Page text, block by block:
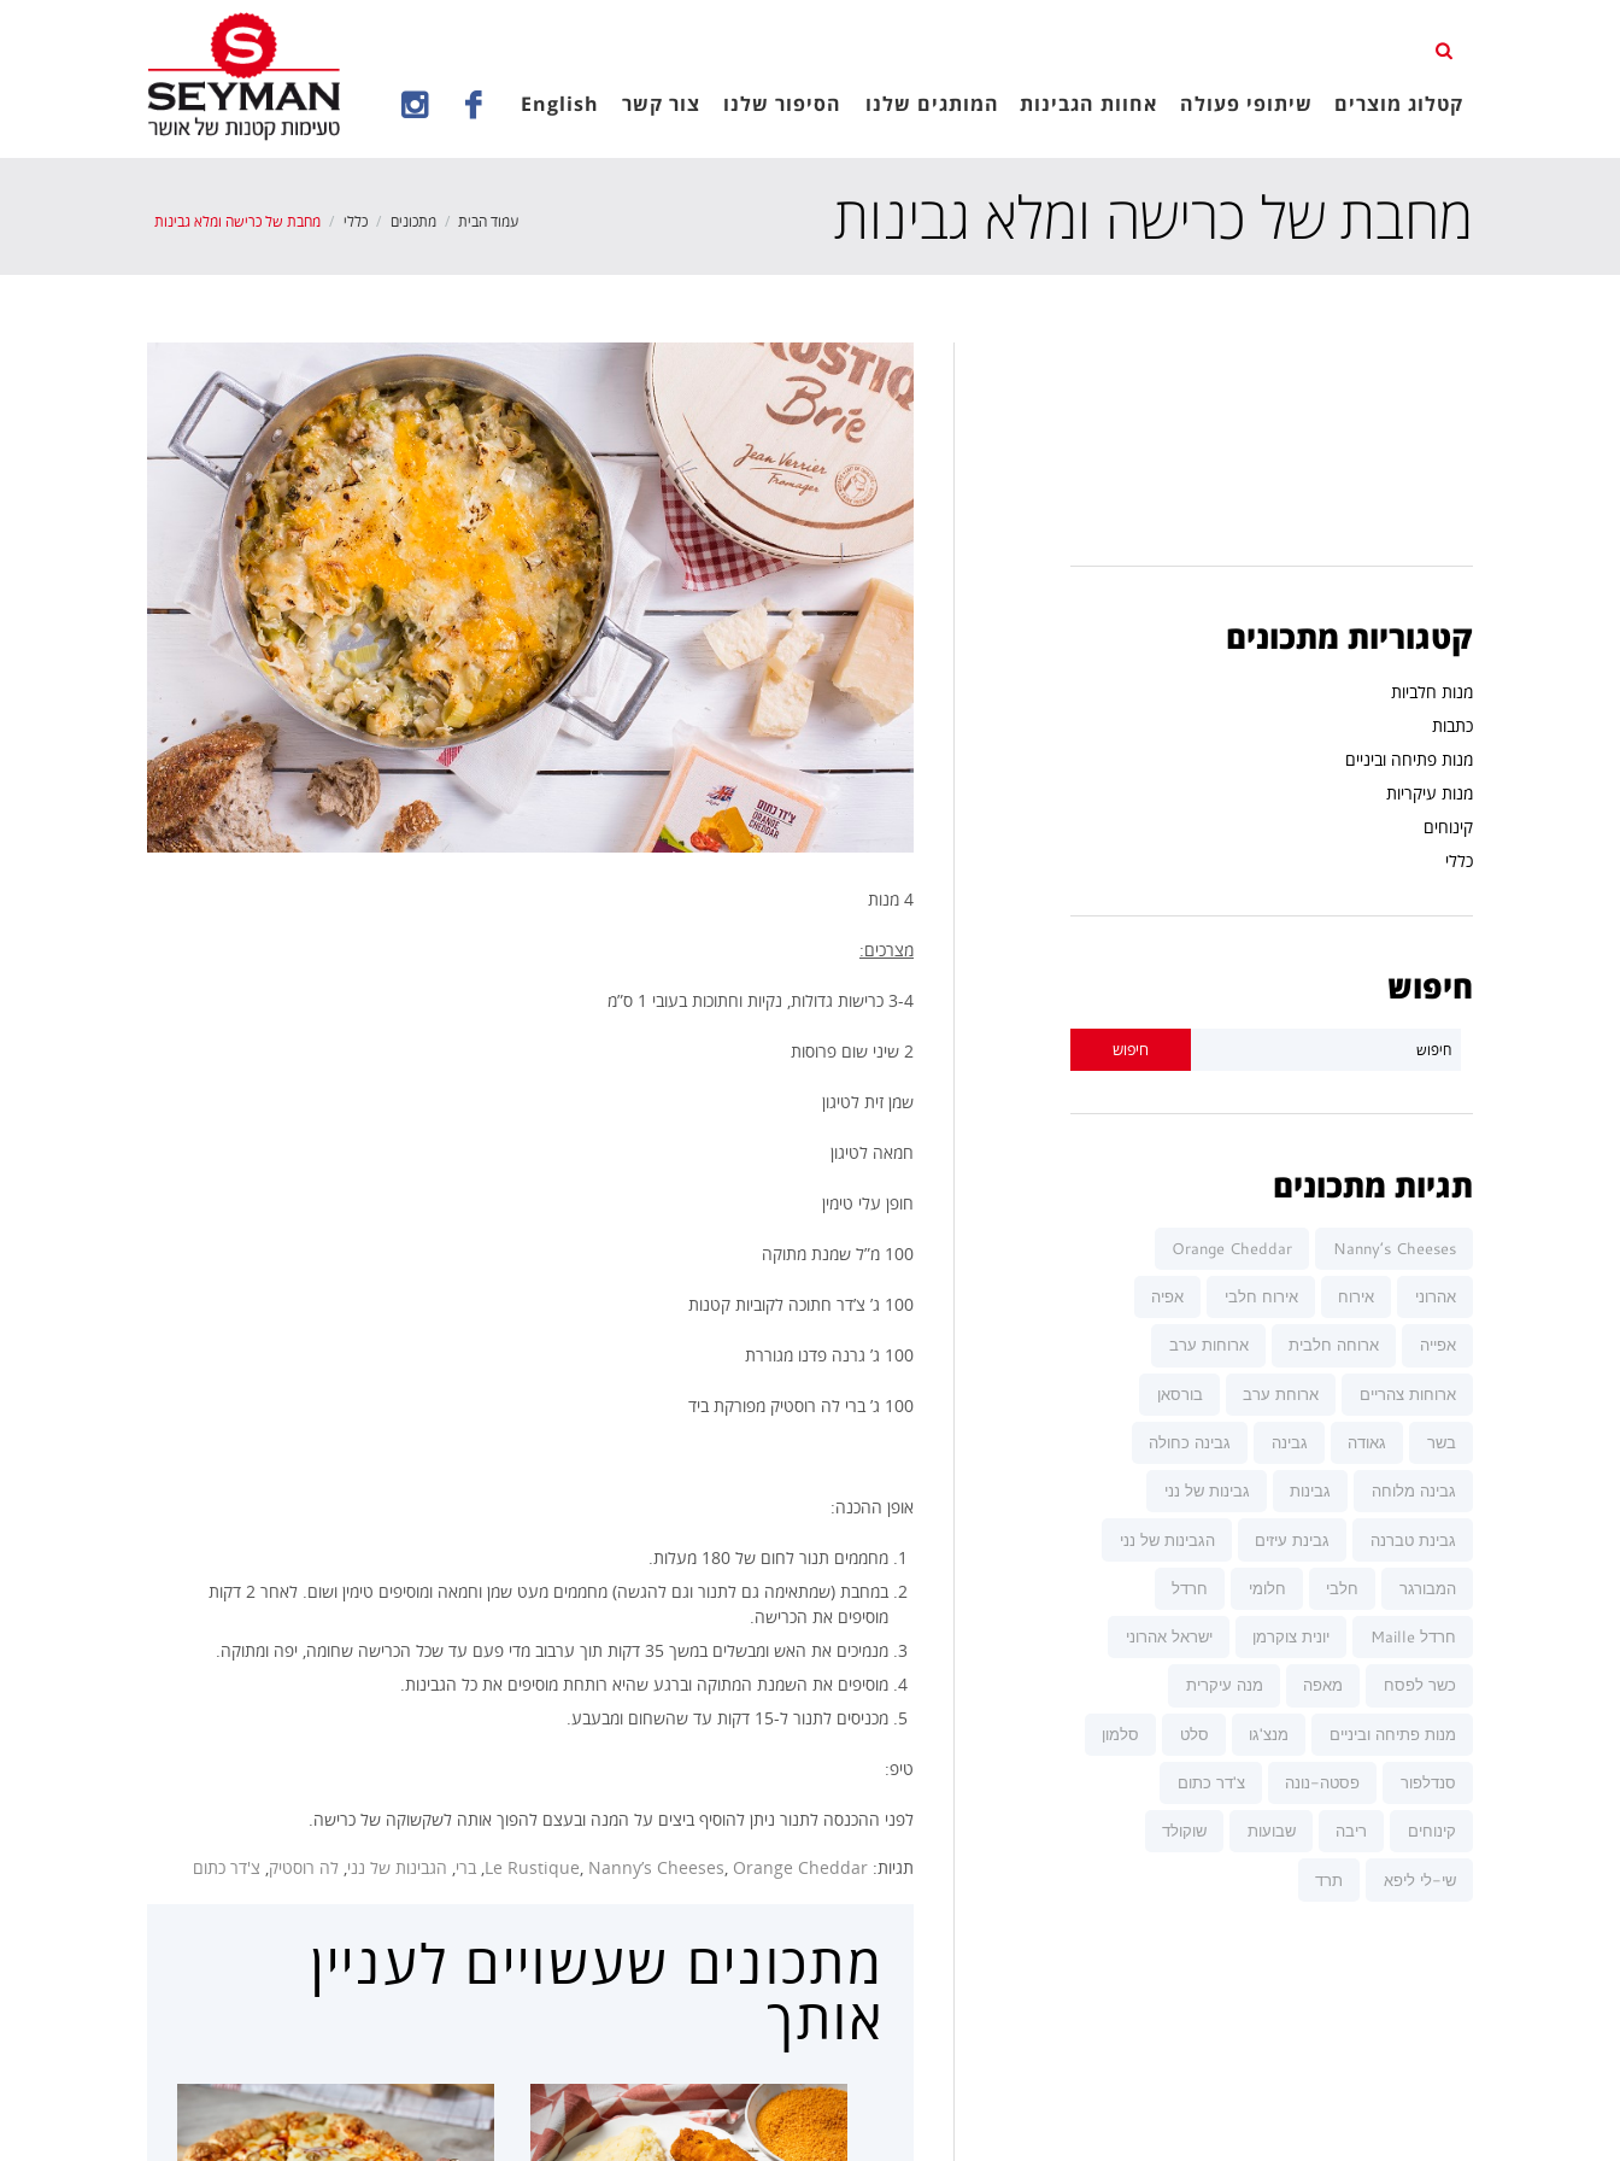
קטלוג מוצרים שיתופי פעולה אחוות הגבינות המותגים שלנו הסיפור שלנו צור קשר English
מחבת של כרישה ומלא גבינות עמוד הבית מתכונים כללי מחבת של כרישה ומלא גבינות
4 מנות
מצרכים:
3-4 כרישות גדולות, נקיות וחתוכות בעובי 1 ס”מ
2 שיני שום פרוסות
שמן זית לטיגון
חמאה לטיגון
חופן עלי טימין
100 מ”ל שמנת מתוקה
100 ג’ צ’דר חתוכה לקוביות קטנות
100 ג’ גרנה פדנו מגוררת
100 ג’ ברי לה רוסטיק מפורקת ביד
אופן ההכנה:
מחממים תנור לחום של 180 מעלות.
במחבת (שמתאימה גם לתנור וגם להגשה) מחממים מעט שמן וחמאה ומוסיפים טימין ושום. לאחר 2 דקות
מוסיפים את הכרישה.
מנמיכים את האש ומבשלים במשך 35 דקות תוך ערבוב מדי פעם עד שכל הכרישה שחומה, יפה ומתוקה.
מוסיפים את השמנת המתוקה וברגע שהיא רותחת מוסיפים את כל הגבינות.
מכניסים לתנור ל-15 דקות עד שהשחום ומבעבע.
טיפ:
לפני ההכנסה לתנור ניתן להוסיף ביצים על המנה ובעצם להפוך אותה לשקשוקה של כרישה.
תגיות: Le Rustique, Nanny’s Cheeses, Orange Cheddar
, ברי, הגבינות של נני, לה רוסטיק, צ'דר כתום
מתכונים שעשויים לעניין
אותך
קטגוריות מתכונים
מנות חלביות
כתבות
מנות פתיחה וביניים
מנות עיקריות
קינוחים
כללי
חיפוש
תגיות מתכונים
Nanny’s Cheeses
Orange Cheddar
אהרוני אירוח אירוח חלבי אפיה
אפייה ארוחה חלבית ארוחות ערב
ארוחות צהריים ארוחת ערב בורסאן
בשר גאודה גבינה גבינה כחולה
גבינה מלוחה גבינות גבינות של נני
גבינת טברנה גבינת עיזים הגבינות של נני
המבורגר חלבי חלומי חרדל
חרדל Maille יונית צוקרמן ישראל אהרוני
כשר לפסח מאפה מנה עיקרית
מנות פתיחה וביניים מנצ'גו סלט סלמון
סנדלפור פסטה-נונה צ'דר כתום
קינוחים ריבה שבועות שוקולד
שי-לי ליפא תרד